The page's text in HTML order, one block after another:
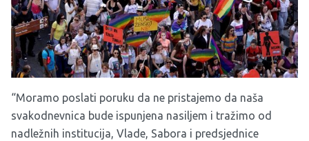
“Moramo poslati poruku da ne pristajemo da naša
svakodnevnica bude ispunjena nasiljem i tražimo od
nadležnih institucija, Vlade, Sabora i predsjednice